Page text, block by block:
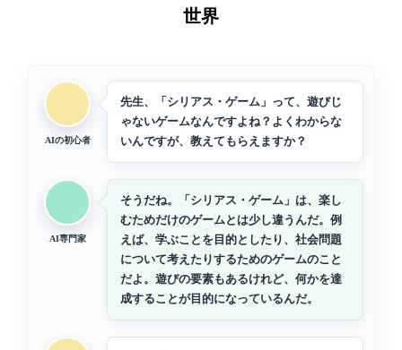
世界
AIの初心者
先生、「シリアス・ゲーム」って、遊びじ
ゃないゲームなんですよね？よくわからな
いんですが、教えてもらえますか？
AI専門家
そうだね。「シリアス・ゲーム」は、楽し
むためだけのゲームとは少し違うんだ。例
えば、学ぶことを目的としたり、社会問題
について考えたりするためのゲームのこと
だよ。遊びの要素もあるけれど、何かを達
成することが目的になっているんだ。